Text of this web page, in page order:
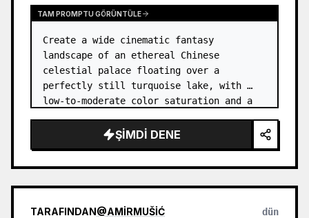
TAM PROMPTU GÖRÜNTÜLE
Create a wide cinematic fantasy
landscape of an ethereal Chinese
celestial palace floating over a
perfectly still turquoise lake, with
low-to-moderate color saturation and a
composition on an enormous white jade
and pale a…
ŞIMDI DENE
TARAFINDAN@AMIRMUŠIĆ dün